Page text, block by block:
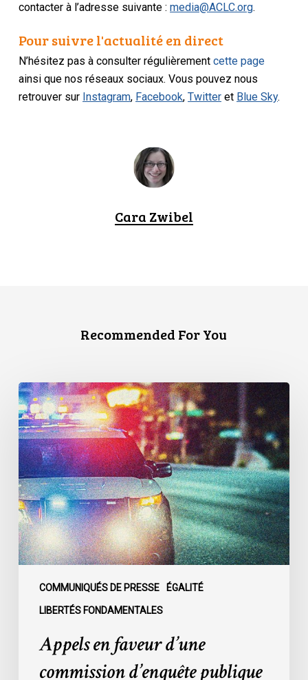
contacter à l’adresse suivante :media@ACLC.org.
Pour suivre l'actualité en direct
N’hésitez pas à consulter régulièrementcette page
ainsi que nos réseaux sociaux. Vous pouvez nous
retrouver sur Instagram, Facebook,Twitter et Blue Sky.
Cara Zwibel
Recommended For You
COMMUNIQUÉS DE PRESSE ÉGALITÉ
LIBERTÉS FONDAMENTALES
Appels
en
faveur
d’une
commission
d’enquête
publique
sur
le
racisme
policier
SPVMAppels en faveur d’une
commission d’enquête publique